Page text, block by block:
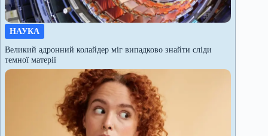
НАУКА
Великий адронний колайдер міг випадково знайти сліди
темної матерії